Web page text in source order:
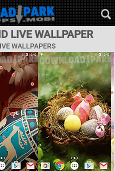
LIVE WALLPAPER
WALLPAPERS